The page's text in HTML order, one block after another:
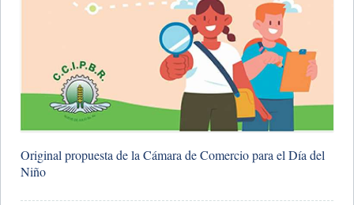
​Original propuesta de la Cámara de Comercio para el Día del
Niño